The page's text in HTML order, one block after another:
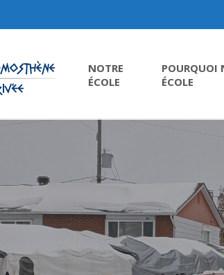
NOTRE
ÉCOLE
POURQUOI
ÉCOLE